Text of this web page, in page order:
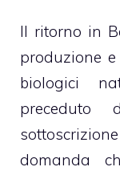
Il ritorno in
produzione
biologici
preceduto
domanda